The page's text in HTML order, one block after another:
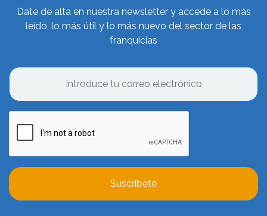
Date de alta en nuestra newsletter y accede a lo más
leído, lo más útil y lo más nuevo del sector de las
franquicias
Suscríbete